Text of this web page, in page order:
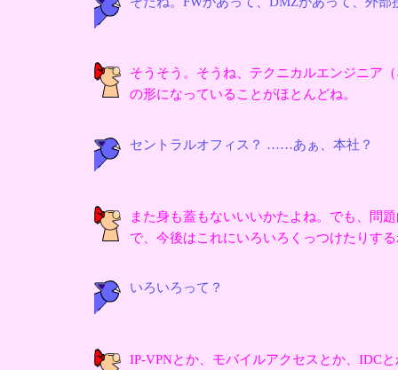
そうそう。そうね、テクニカルエンジニア
の形になっていることがほとんどね。
セントラルオフィス？ ……あぁ、本社？
また身も蓋もないいいかたよね。でも、問
で、今後はこれにいろいろくっつけたりす
いろいろって？
IP-VPNとか、モバイルアクセスとか、IDC